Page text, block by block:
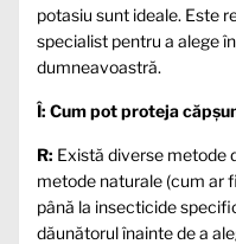
potasiu sunt ideale. Este
specialist pentru a alege
dumneavoastră.
Î: Cum pot proteja
R: Există diverse metode
metode naturale (cum ar
până la insecticide
dăunătorul înainte de a